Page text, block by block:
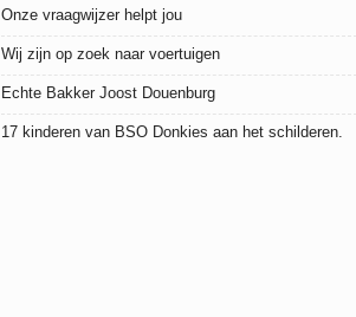
Onze vraagwijzer helpt jou
Wij zijn op zoek naar voertuigen
Echte Bakker Joost Douenburg
17 kinderen van BSO Donkies aan het schilderen.